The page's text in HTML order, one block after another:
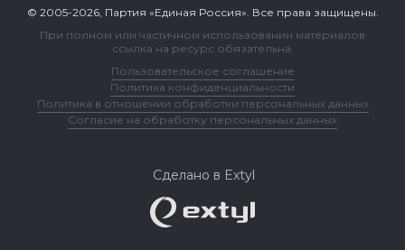
© 2005-2026, Партия «Единая Россия». Все права защищены.
При полном или частичном использовании материалов
ссылка на ресурс обязательна.
Пользовательское соглашение
Политика конфиденциальности
Политика в отношении обработки персональных данных
Согласие на обработку персональных данных
Сделано в Extyl